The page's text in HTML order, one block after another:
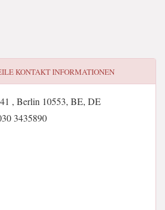
KONTAKT INFORMATIONEN
, Berlin 10553, BE, DE
3435890